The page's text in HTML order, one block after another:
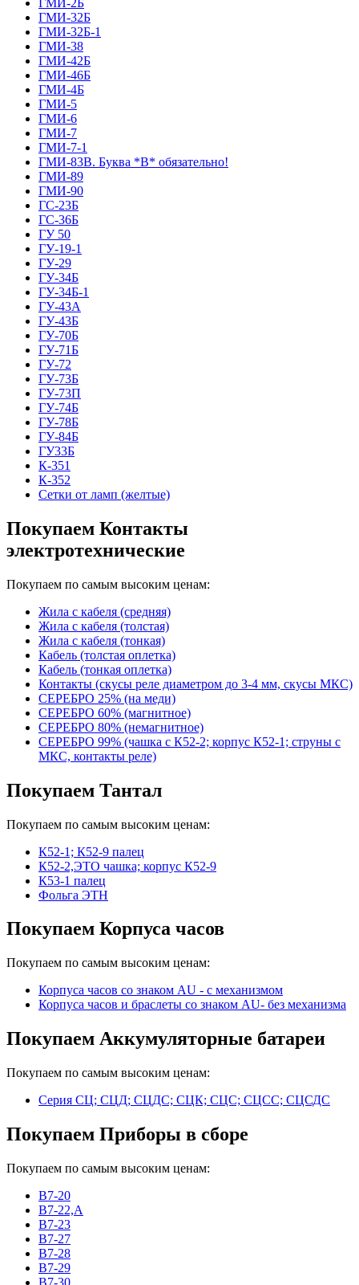
ГМИ-2Б
ГМИ-32Б
ГМИ-32Б-1
ГМИ-38
ГМИ-42Б
ГМИ-46Б
ГМИ-4Б
ГМИ-5
ГМИ-6
ГМИ-7
ГМИ-7-1
ГМИ-83В. Буква *В* обязательно!
ГМИ-89
ГМИ-90
ГС-23Б
ГС-36Б
ГУ 50
ГУ-19-1
ГУ-29
ГУ-34Б
ГУ-34Б-1
ГУ-43А
ГУ-43Б
ГУ-70Б
ГУ-71Б
ГУ-72
ГУ-73Б
ГУ-73П
ГУ-74Б
ГУ-78Б
ГУ-84Б
ГУ33Б
К-351
К-352
Сетки от ламп (желтые)
Покупаем Контакты
электротехнические
Покупаем по самым высоким ценам:
Жила с кабеля (средняя)
Жила с кабеля (толстая)
Жила с кабеля (тонкая)
Кабель (толстая оплетка)
Кабель (тонкая оплетка)
Контакты (скусы реле диаметром до 3-4 мм, скусы МКС)
СЕРЕБРО 25% (на меди)
СЕРЕБРО 60% (магнитное)
СЕРЕБРО 80% (немагнитное)
СЕРЕБРО 99% (чашка с К52-2; корпус К52-1; струны с
МКС, контакты реле)
Покупаем Тантал
Покупаем по самым высоким ценам:
К52-1; К52-9 палец
К52-2,ЭТО чашка; корпус К52-9
К53-1 палец
Фольга ЭТН
Покупаем Корпуса часов
Покупаем по самым высоким ценам:
Корпуса часов cо знаком AU - с механизмом
Корпуса часов и браслеты со знаком AU- без механизма
Покупаем Аккумуляторные батареи
Покупаем по самым высоким ценам:
Серия СЦ; СЦД; СЦДС; СЦК; СЦС; СЦСС; СЦСДС
Покупаем Приборы в сборе
Покупаем по самым высоким ценам:
В7-20
В7-22,А
В7-23
В7-27
В7-28
В7-29
В7-30